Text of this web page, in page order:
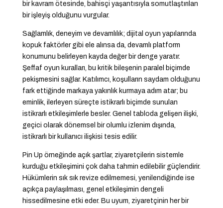
bir kavram ötesinde, bahisçi yaşantısıyla somutlaştırılan
bir işleyiş olduğunu vurgular.
Sağlamlık, deneyim ve devamlılık; dijital oyun yapılarında
kopuk faktörler gibi ele alınsa da, devamlı platform
konumunu belirleyen kayda değer bir denge yaratır.
Şeffaf oyun kuralları, bu kritik bileşenin paralel biçimde
pekişmesini sağlar. Katılımcı, koşulların saydam olduğunu
fark ettiğinde markaya yakınlık kurmaya adım atar; bu
eminlik, ilerleyen süreçte istikrarlı biçimde sunulan
istikrarlı etkileşimlerle besler. Genel tabloda gelişen ilişki,
geçici olarak dönemsel bir olumlu izlenim dışında,
istikrarlı bir kullanıcı ilişkisi tesis edilir.
Pin Up örneğinde açık şartlar, ziyaretçilerin sistemle
kurduğu etkileşimini çok daha tahmin edilebilir güçlendirir.
Hükümlerin sık sık revize edilmemesi, yenilendiğinde ise
açıkça paylaşılması, genel etkileşimin dengeli
hissedilmesine etki eder. Bu uyum, ziyaretçinin her bir